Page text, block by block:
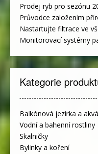
Prodej ryb pro sezónu
Průvodce založením
Nastartujte filtrace ve
Monitorovací systémy
Kategorie
Balkónová jezírka a
Vodní a bahenní rostliny
Skalničky
Bylinky a koření